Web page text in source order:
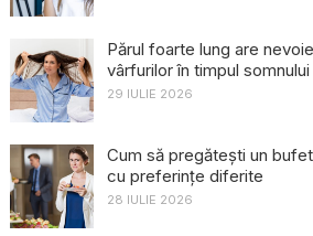
Părul foarte lung are
vârfurilor în timpul somnului
29 IULIE 2026
Cum să pregătești un
cu preferințe diferite
28 IULIE 2026